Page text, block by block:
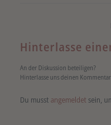
Hinterlasse
An der Diskussion beteiligen?
Hinterlasse uns deinen
Du musst angemeldetsein,